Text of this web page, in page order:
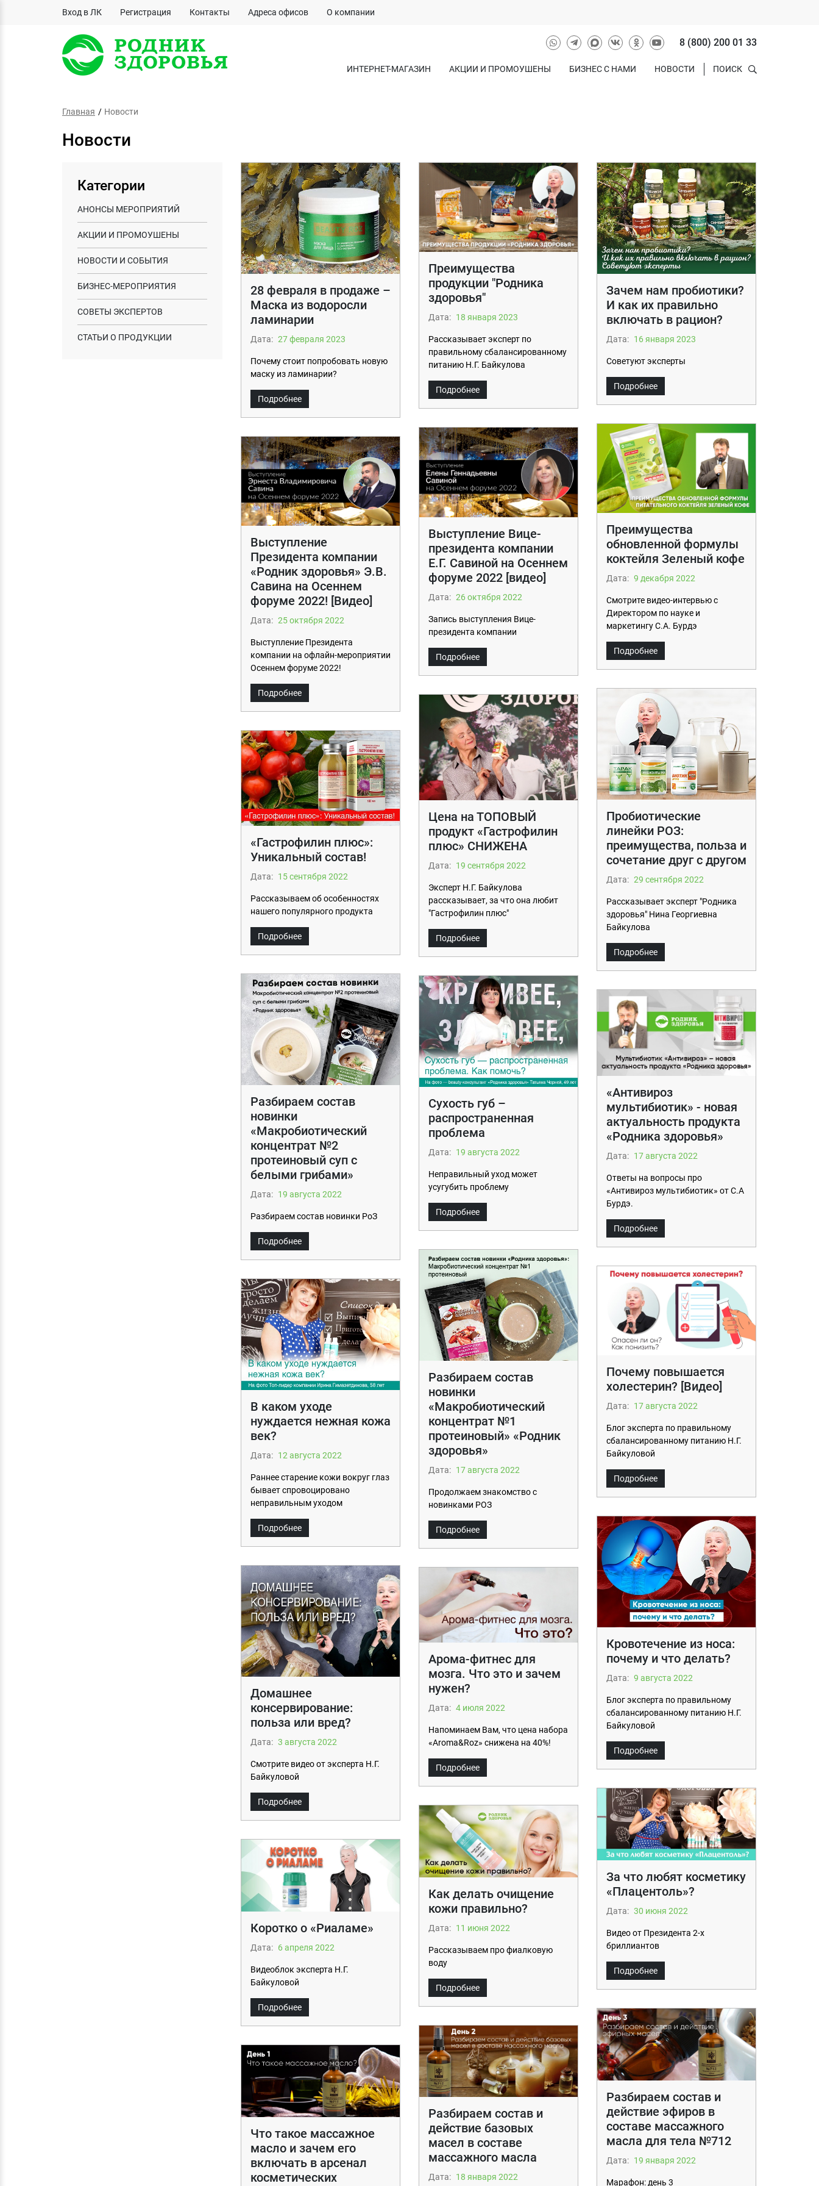
Вход в ЛК Регистрация Контакты Адреса офисов О компании
8 (800) 200 01 33
ИНТЕРНЕТ-МАГАЗИН АКЦИИ И ПРОМОУШЕНЫ БИЗНЕС С НАМИ НОВОСТИ ПОИСК
Главная Новости
Новости
Категории
АНОНСЫ МЕРОПРИЯТИЙ
АКЦИИ И ПРОМОУШЕНЫ
НОВОСТИ И СОБЫТИЯ
БИЗНЕС-МЕРОПРИЯТИЯ
СОВЕТЫ ЭКСПЕРТОВ
СТАТЬИ О ПРОДУКЦИИ
28 февраля в продаже –
Маска из водоросли
ламинарии
Дата: 27 февраля 2023
Почему стоит попробовать новую
маску из ламинарии?
Подробнее
Преимущества
продукции "Родника
здоровья"
Дата: 18 января 2023
Рассказывает эксперт по
правильному сбалансированному
питанию Н.Г. Байкулова
Подробнее
Зачем нам пробиотики?
И как их правильно
включать в рацион?
Дата: 16 января 2023
Советуют эксперты
Подробнее
Преимущества
обновленной формулы
коктейля Зеленый кофе
Дата: 9 декабря 2022
Смотрите видео-интервью с
Директором по науке и
маркетингу С.А. Бурдэ
Подробнее
Выступление Вице-
президента компании
Е.Г. Савиной на Осеннем
форуме 2022 [видео]
Дата: 26 октября 2022
Запись выступления Вице-
президента компании
Подробнее
Выступление
Президента компании
«Родник здоровья» Э.В.
Савина на Осеннем
форуме 2022! [Видео]
Дата: 25 октября 2022
Выступление Президента
компании на офлайн-мероприятии
Осеннем форуме 2022!
Подробнее
Пробиотические
линейки РОЗ:
преимущества, польза и
сочетание друг с другом
Дата: 29 сентября 2022
Рассказывает эксперт "Родника
здоровья" Нина Георгиевна
Байкулова
Подробнее
Цена на ТОПОВЫЙ
продукт «Гастрофилин
плюс» СНИЖЕНА
Дата: 19 сентября 2022
Эксперт Н.Г. Байкулова
рассказывает, за что она любит
"Гастрофилин плюс"
Подробнее
«Гастрофилин плюс»:
Уникальный состав!
Дата: 15 сентября 2022
Рассказываем об особенностях
нашего популярного продукта
Подробнее
Разбираем состав
новинки
«Макробиотический
концентрат №2
протеиновый суп с
белыми грибами»
Дата: 19 августа 2022
Разбираем состав новинки РоЗ
Подробнее
Сухость губ –
распространенная
проблема
Дата: 19 августа 2022
Неправильный уход может
усугубить проблему
Подробнее
«Антивироз
мультибиотик» - новая
актуальность продукта
«Родника здоровья»
Дата: 17 августа 2022
Ответы на вопросы про
«Антивироз мультибиотик» от С.А
Бурдэ.
Подробнее
Разбираем состав
новинки
«Макробиотический
концентрат №1
протеиновый» «Родник
здоровья»
Дата: 17 августа 2022
Продолжаем знакомство с
новинками РОЗ
Подробнее
Почему повышается
холестерин? [Видео]
Дата: 17 августа 2022
Блог эксперта по правильному
сбалансированному питанию Н.Г.
Байкуловой
Подробнее
В каком уходе
нуждается нежная кожа
век?
Дата: 12 августа 2022
Раннее старение кожи вокруг глаз
бывает спровоцировано
неправильным уходом
Подробнее
Кровотечение из носа:
почему и что делать?
Дата: 9 августа 2022
Блог эксперта по правильному
сбалансированному питанию Н.Г.
Байкуловой
Подробнее
Домашнее
консервирование:
польза или вред?
Дата: 3 августа 2022
Смотрите видео от эксперта Н.Г.
Байкуловой
Подробнее
Арома-фитнес для
мозга. Что это и зачем
нужен?
Дата: 4 июля 2022
Напоминаем Вам, что цена набора
«Aroma&Roz» снижена на 40%!
Подробнее
За что любят косметику
«Плацентоль»?
Дата: 30 июня 2022
Видео от Президента 2-х
бриллиантов
Подробнее
Как делать очищение
кожи правильно?
Дата: 11 июня 2022
Рассказываем про фиалковую
воду
Подробнее
Коротко о «Риаламе»
Дата: 6 апреля 2022
Видеоблок эксперта Н.Г.
Байкуловой
Подробнее
Разбираем состав и
действие эфиров в
составе массажного
масла для тела №712
Дата: 19 января 2022
Марафон: день 3
Разбираем состав и
действие базовых
масел в составе
массажного масла
Дата: 18 января 2022
Что такое массажное
масло и зачем его
включать в арсенал
косметических